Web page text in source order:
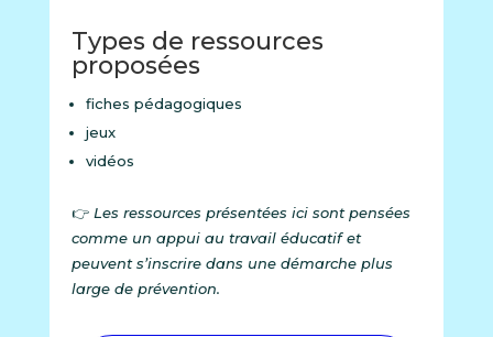
Types de ressources
proposées
fiches pédagogiques
jeux
vidéos
👉 Les ressources présentées ici sont pensées
comme un appui au travail éducatif et
peuvent s’inscrire dans une démarche plus
large de prévention.